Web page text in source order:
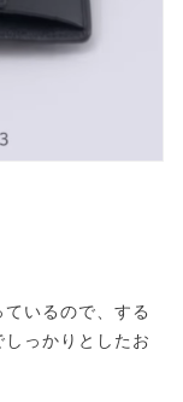
いるので、する
っかりとしたお